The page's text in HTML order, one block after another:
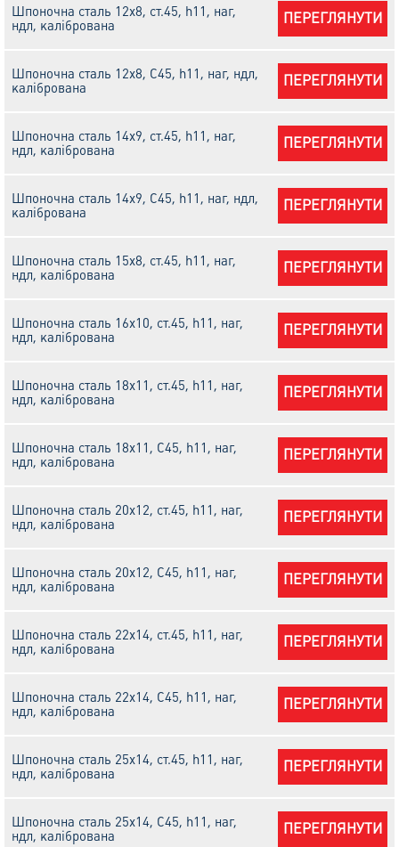
Шпоночна сталь 12х8, cт.45, h11, наг,
ндл, калібрована
ПЕРЕГЛЯНУТИ
Шпоночна сталь 12х8, С45, h11, наг, ндл,
калібрована
ПЕРЕГЛЯНУТИ
Шпоночна сталь 14х9, cт.45, h11, наг,
ндл, калібрована
ПЕРЕГЛЯНУТИ
Шпоночна сталь 14х9, С45, h11, наг, ндл,
калібрована
ПЕРЕГЛЯНУТИ
Шпоночна сталь 15x8, cт.45, h11, наг,
ндл, калібрована
ПЕРЕГЛЯНУТИ
Шпоночна сталь 16х10, cт.45, h11, наг,
ндл, калібрована
ПЕРЕГЛЯНУТИ
Шпоночна сталь 18х11, cт.45, h11, наг,
ндл, калібрована
ПЕРЕГЛЯНУТИ
Шпоночна сталь 18х11, С45, h11, наг,
ндл, калібрована
ПЕРЕГЛЯНУТИ
Шпоночна сталь 20х12, cт.45, h11, наг,
ндл, калібрована
ПЕРЕГЛЯНУТИ
Шпоночна сталь 20х12, С45, h11, наг,
ндл, калібрована
ПЕРЕГЛЯНУТИ
Шпоночна сталь 22х14, cт.45, h11, наг,
ндл, калібрована
ПЕРЕГЛЯНУТИ
Шпоночна сталь 22х14, С45, h11, наг,
ндл, калібрована
ПЕРЕГЛЯНУТИ
Шпоночна сталь 25х14, cт.45, h11, наг,
ндл, калібрована
ПЕРЕГЛЯНУТИ
Шпоночна сталь 25х14, С45, h11, наг,
ндл, калібрована
ПЕРЕГЛЯНУТИ